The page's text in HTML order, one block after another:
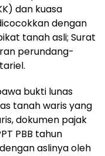
dan kuasa
dengan
tanah asli; Surat
perundang-
bukti lunas
tanah waris yang
dokumen pajak
PBB tahun
aslinya oleh